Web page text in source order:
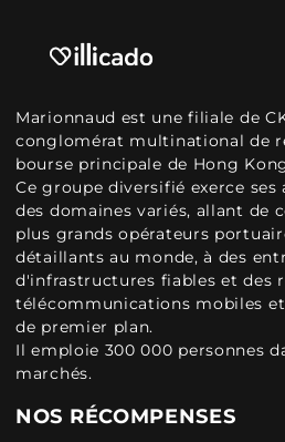
Marionnaud est une filiale de
conglomérat multinational de
bourse principale de Hong
Ce groupe diversifié exerce
des domaines variés, allant de
plus grands opérateurs
détaillants au monde, à des
d'infrastructures fiables et des
télécommunications mobiles
de premier plan.
Il emploie 300 000 personnes
marchés.
NOS RÉCOMPENSES